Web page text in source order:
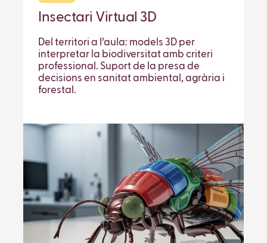
Insectari Virtual 3D
Del territori a l’aula: models 3D per
interpretar la biodiversitat amb criteri
professional. Suport de la presa de
decisions en sanitat ambiental, agrària i
forestal.